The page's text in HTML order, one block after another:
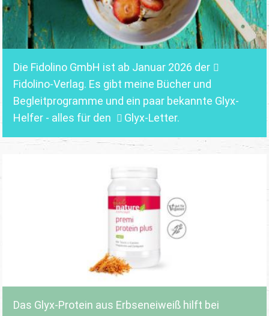
Die Fidolino GmbH ist ab Januar 2026 der
Fidolino-Verlag. Es gibt meine Bücher und
Begleitprogramme und ein paar bekannte Glyx-
Helfer - alles für den
Glyx-Letter.
Das Glyx-Protein aus Erbseneiweiß hilft bei